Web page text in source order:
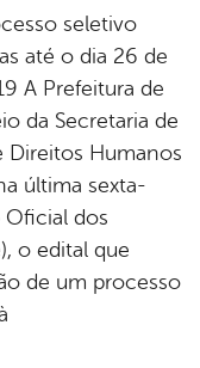
seletivo
até o dia 26 de
A Prefeitura de
da Secretaria de
Direitos Humanos
última sexta-
Oficial dos
o edital que
de um processo